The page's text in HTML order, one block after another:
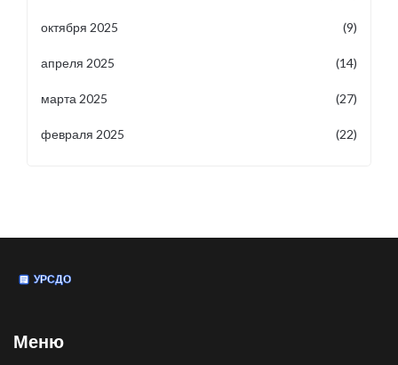
октября 2025 (9)
апреля 2025 (14)
марта 2025 (27)
февраля 2025 (22)
Меню